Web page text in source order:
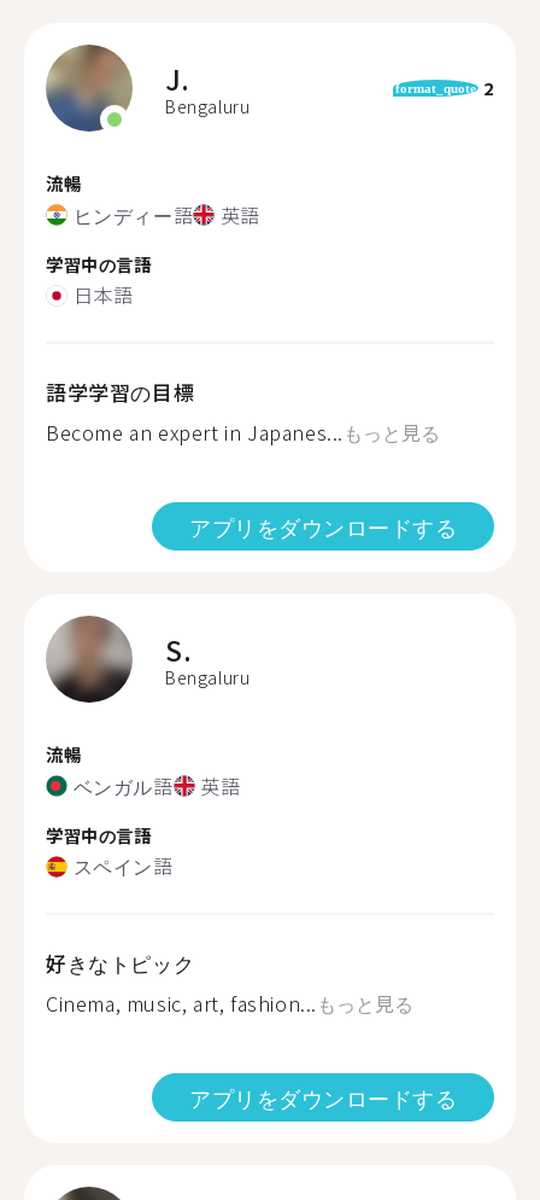
J.
Bengaluru
format_quote 2
流暢
ヒンディー語 英語
学習中の言語
日本語
語学学習の目標
Become an expert in Japanes... もっと見る
アプリをダウンロードする
S.
Bengaluru
流暢
ベンガル語 英語
学習中の言語
スペイン語
好きなトピック
Cinema, music, art, fashion... もっと見る
アプリをダウンロードする